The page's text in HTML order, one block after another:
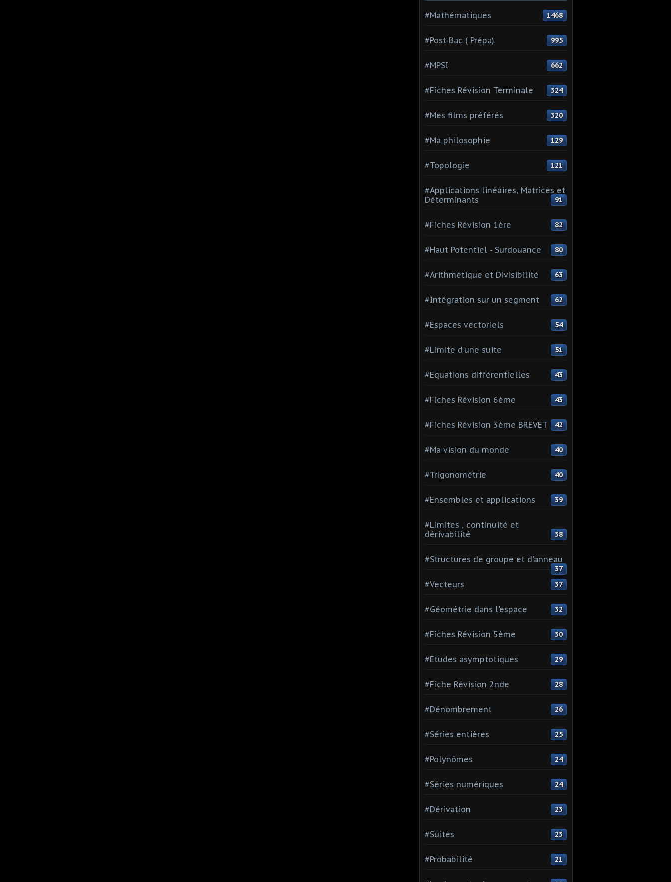
#Mathématiques 1468
#Post-Bac ( Prépa) 995
#MPSI 662
#Fiches Révision Terminale 324
#Mes films préférés 320
#Ma philosophie 129
#Topologie 121
#Applications linéaires, Matrices et
Déterminants
91
#Fiches Révision 1ère 82
#Haut Potentiel - Surdouance 80
#Arithmétique et Divisibilité 63
#Intégration sur un segment 62
#Espaces vectoriels 54
#Limite d'une suite 51
#Equations différentielles 43
#Fiches Révision 6ème 43
#Fiches Révision 3ème BREVET 42
#Ma vision du monde 40
#Trigonométrie 40
#Ensembles et applications 39
#Limites , continuité et
dérivabilité
38
#Structures de groupe et d'anneau
37
#Vecteurs 37
#Géométrie dans l'espace 32
#Fiches Révision 5ème 30
#Etudes asymptotiques 29
#Fiche Révision 2nde 28
#Dénombrement 26
#Séries entières 25
#Polynômes 24
#Séries numériques 24
#Dérivation 23
#Suites 23
#Probabilité 21